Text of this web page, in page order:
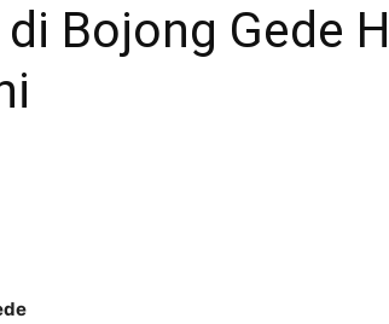
Bojong Gede